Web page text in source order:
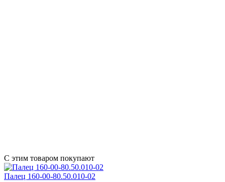
С этим товаром покупают
Палец 160-00-80.50.010-02